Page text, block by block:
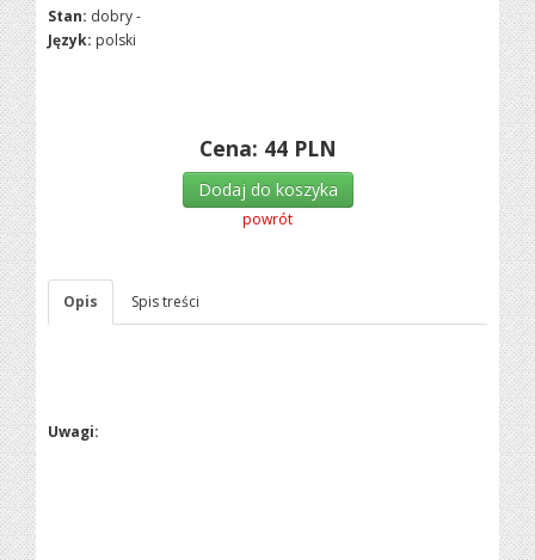
Stan: dobry -
Język: polski
Cena: 44 PLN
Dodaj do koszyka
powrót
Opis Spis treści
Uwagi: